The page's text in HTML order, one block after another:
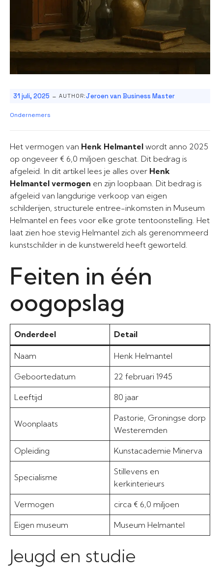
31 juli, 2025 - AUTHOR:Jeroen van Business Master
Ondernemers
Het vermogen van Henk Helmantel wordt anno 2025
op ongeveer € 6,0 miljoen geschat. Dit bedrag is
afgeleid. In dit artikel lees je alles over Henk
Helmantel vermogen en zijn loopbaan. Dit bedrag is
afgeleid van langdurige verkoop van eigen
schilderijen, structurele entree-inkomsten in Museum
Helmantel en fees voor elke grote tentoonstelling. Het
laat zien hoe stevig Helmantel zich als gerenommeerd
kunstschilder in de kunstwereld heeft geworteld.
Feiten in één
oogopslag
Onderdeel Detail
Naam Henk Helmantel
Geboortedatum 22 februari 1945
Leeftijd 80 jaar
Woonplaats
Pastorie, Groningse dorp
Westeremden
Opleiding Kunstacademie Minerva
Specialisme
Stillevens en
kerkinterieurs
Vermogen circa € 6,0 miljoen
Eigen museum Museum Helmantel
Jeugd en studie